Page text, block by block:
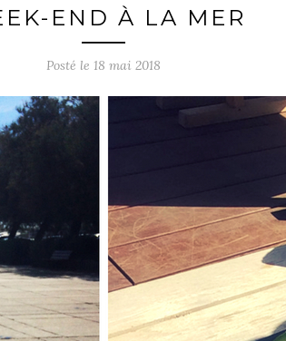
END À LA MER
Posté le 18 mai 2018